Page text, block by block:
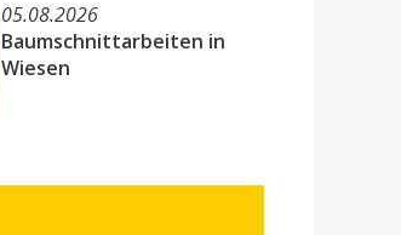
05.08.2026
Baumschnittarbeiten in
Wiesen